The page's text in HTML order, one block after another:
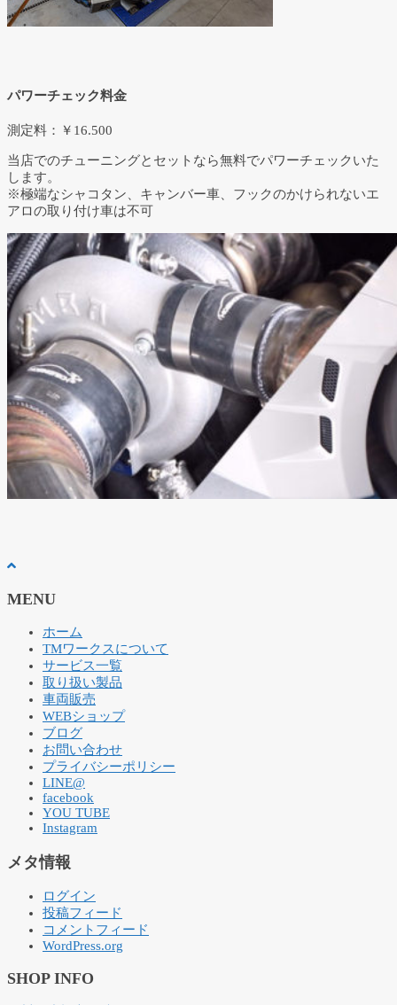
パワーチェック料金
測定料：￥16.500
当店でのチューニングとセットなら無料でパワーチェックいた
します。
※極端なシャコタン、キャンバー車、フックのかけられないエ
アロの取り付け車は不可
MENU
ホーム
TMワークスについて
サービス一覧
取り扱い製品
車両販売
WEBショップ
ブログ
お問い合わせ
プライバシーポリシー
LINE@
facebook
YOU TUBE
Instagram
メタ情報
ログイン
投稿フィード
コメントフィード
WordPress.org
SHOP INFO